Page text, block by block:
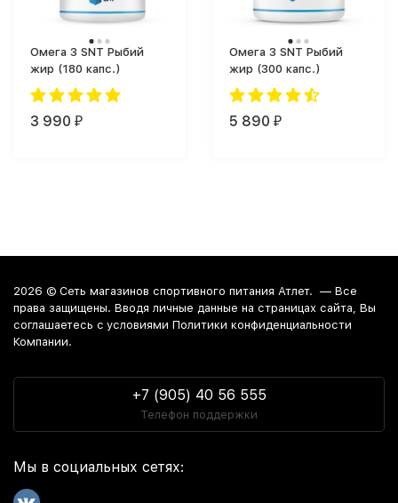
Омега 3 SNT Рыбий
жир (180 капс.)
3 990 ₽
Омега 3 SNT Рыбий
жир (300 капс.)
5 890 ₽
2026 © Сеть магазинов спортивного питания Атлет. — Все
права защищены. Вводя личные данные на страницах сайта, Вы
соглашаетесь c условиями Политики конфиденциальности
Компании.
+7 (905) 40 56 555
Телефон поддержки
Мы в социальных сетях: